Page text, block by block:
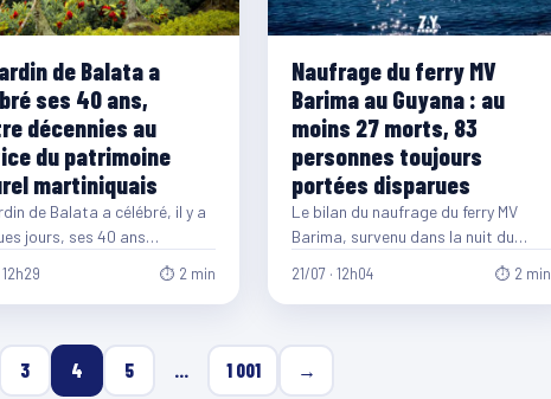
de Balata a
ses 40 ans,
décennies au
du patrimoine
martiniquais
de Balata a célébré, il y a
jours, ses 40 ans
12h29 ⏱ 2 min
Naufrage du ferry MV
Barima au Guyana : au
moins 27 morts, 83
personnes toujours
portées disparues
Le bilan du naufrage du ferry MV
Barima, survenu dans la nuit du
21/07 · 12h04 ⏱ 2 min
3 4 5 … 1 001 →